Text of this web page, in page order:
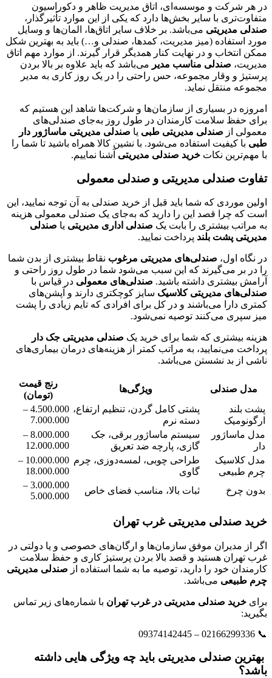
در هر شرکت و موسسه‌ای، اتاق مدیریت ظاهر و دکوراسیون
متفاوت‌تری با سایر بخش‌ها دارد که یکی از این موارد تأثیرگذار،
صندلی مدیریتی می‌باشد. بر خلاف سایر اتاق‌ها، المان‌ها و وسایل
مورد استفاده (میز مدیریت، کمدها، صندلی و…) باید به بهترین شکل
ممکن انتخاب و در نهایت کنار همدیگر قرار گیرند. از موارد مهم اتاق
مدیریت، صندلی مناسب مدیر می‌باشد که باید علاوه بر بالا بردن
پرستیژ و وقار مجموعه، حس راحتی را در یک روز کاری به مدیر
مجموعه منتقل نماید.
امروزه در بسیاری از سازمان‌ها و شرکت‌ها شاهد این هستیم که
برای حفظ سلامت کارمندان در طول روز به‌جای صندلی‌های
معمولی از صندلی مدیریتی طبی یا صندلی مدیریتی ماساژور دار
طبی با کیفیت استفاده می‌شود. با نشین کالا همراه باشید تا شما را
با مهم‌ترین نکات خرید صندلی مدیریتی آشنا نماییم.
تفاوت صندلی مدیریتی و صندلی معمولی
اولین موردی که شما باید قبل از خرید صندلی به آن توجه نمایید، این
است که چرا قصد این را دارید که به‌جای یک صندلی معمولی هزینه
به مراتب بیشتری را بابت یک صندلی اداری مدیریتی یا صندلی
مدیریتی پشت بلند پرداخت نمایید.
در نگاه اول، صندلی‌های مدیریتی مرغوب نقاط بیشتری از بدن شما
را در بر می‌گیرند که این سبب می‌شود شما در طول روز راحتی و
آرامش بیشتری داشته باشید. صندلی‌های معمولی در قیاس با
صندلی‌های مدیریتی کلاسیک سایز کوچکتری دارند و آپشن‌های
کمتری دارا می‌باشند و در کل برای افرادی که تایم زیادی را پشت
میز سپری می‌کنند توصیه نمی‌شود.
هزینه بیشتری که شما برای خرید یک صندلی مدیریتی جک دار
پرداخت می‌نمایید، به مراتب کمتر از هزینه‌های درمان بیماری‌های
ناشی از بد نشستن می‌باشد.
مدل صندلی ویژگی‌ها
رنج قیمت
(تومان)
پشت بلند
ارگونومیک
پشتی کامل گردن، تنظیم ارتفاع،
دسته نرم
4.500.000 –
7.000.000
مدل ماساژور
دار
سیستم ماساژور برقی، جک
گازی، پارچه ضد تعریق
8.000.000 –
12.000.000
مدل کلاسیک
چرم طبیعی
طراحی چوبی، لمسه‌دوزی، چرم
گاوی
10.000.000 –
18.000.000
بدون چرخ
ثبات بالا، مناسب فضای خاص
3.000.000 –
5.000.000
خرید صندلی مدیریتی غرب تهران
اگر از مدیران موفق سازمان‌ها و ارگان‌های خصوصی و یا دولتی در
غرب تهران هستید و قصد بالا بردن پرستیژ کاری و حفظ سلامت
کارمندان خود را دارید، توصیه ما به شما استفاده از صندلی مدیریتی
چرم طبیعی می‌باشد.
برای خرید صندلی مدیریتی در غرب تهران با شماره‌های زیر تماس
بگیرید:
📞 02166299336 – 09374142445
بهترین صندلی مدیریتی باید چه ویژگی هایی داشته
باشد؟